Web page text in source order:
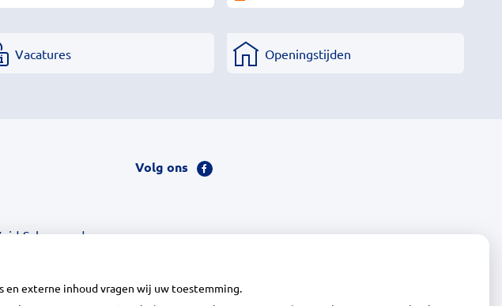
Vacatures Openingstijden
Scharwoude
Volg ons
Bezoek
en externe inhoud vragen wij uw toestemming.